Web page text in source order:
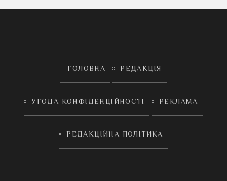
ГОЛОВНА РЕДАКЦІЯ
УГОДА КОНФІДЕНЦІЙНОСТІ РЕКЛАМА
РЕДАКЦІЙНА ПОЛІТИКА